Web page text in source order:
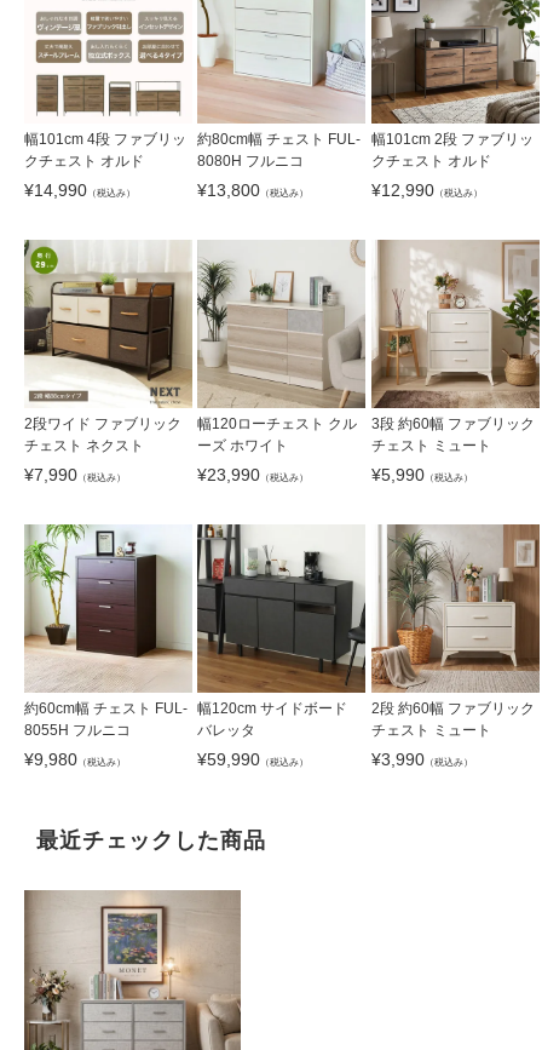
幅101cm 4段 ファブリッ
クチェスト オルド
¥14,990 （税込み）
約80cm幅 チェスト FUL-
8080H フルニコ
¥13,800 （税込み）
幅101cm 2段 ファブリッ
クチェスト オルド
¥12,990（税込み）
2段ワイド ファブリック
チェスト ネクスト
¥7,990 （税込み）
幅120ローチェスト クル
ーズ ホワイト
¥23,990 （税込み）
3段 約60幅 ファブリック
チェスト ミュート
¥5,990（税込み）
約60cm幅 チェスト FUL-
8055H フルニコ
¥9,980 （税込み）
幅120cm サイドボード
バレッタ
¥59,990 （税込み）
2段 約60幅 ファブリック
チェスト ミュート
¥3,990（税込み）
最近チェックした商品